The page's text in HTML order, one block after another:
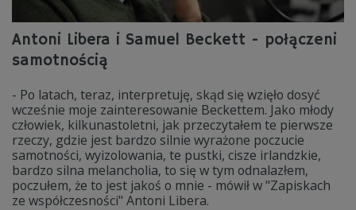
Antoni Libera i Samuel Beckett - połączeni
samotnością
- Po latach, teraz, interpretuję, skąd się wzięło dosyć
wcześnie moje zainteresowanie Beckettem. Jako młody
człowiek, kilkunastoletni, jak przeczytałem te pierwsze
rzeczy, gdzie jest bardzo silnie wyrażone poczucie
samotności, wyizolowania, te pustki, cisze irlandzkie,
bardzo silna melancholia, to się w tym odnalazłem,
poczułem, że to jest jakoś o mnie - mówił w "Zapiskach
ze współczesności" Antoni Libera.